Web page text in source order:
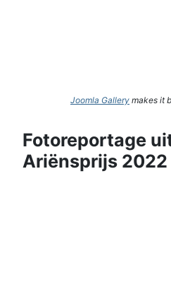
Joomla Gallery makes it
Fotoreportage
Ariënsprijs 2022